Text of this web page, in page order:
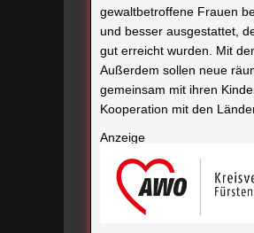
gewaltbetroffene Frauen
und besser ausgestattet,
gut erreicht wurden. Mit
Außerdem sollen neue
gemeinsam mit ihren
Kooperation mit den
Anzeige
Die zweite Säule des
gewaltbetroffenen
auch für die Jahre 2021-
vergangenen Jahr fünf